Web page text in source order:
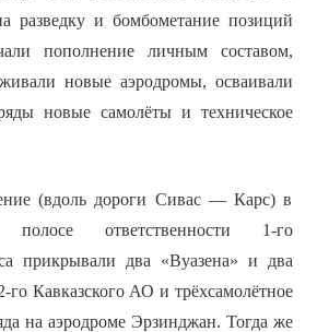
разведку и бомбометание позиций
пополнение личным составом,
новые аэродромы, осваивали
новые самолёты и техническое
(вдоль дороги Сивас — Карс) в
полосе ответственности 1-го
прикрывали два «Вуазена» и два
го Кавказского АО и трёхсамолётное
на аэродроме Эрзинджан. Тогда же